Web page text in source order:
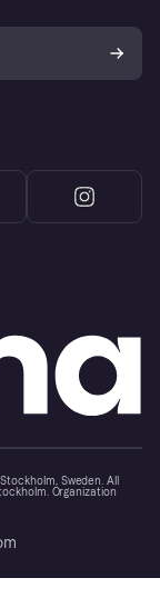
Sweden. All
Organization